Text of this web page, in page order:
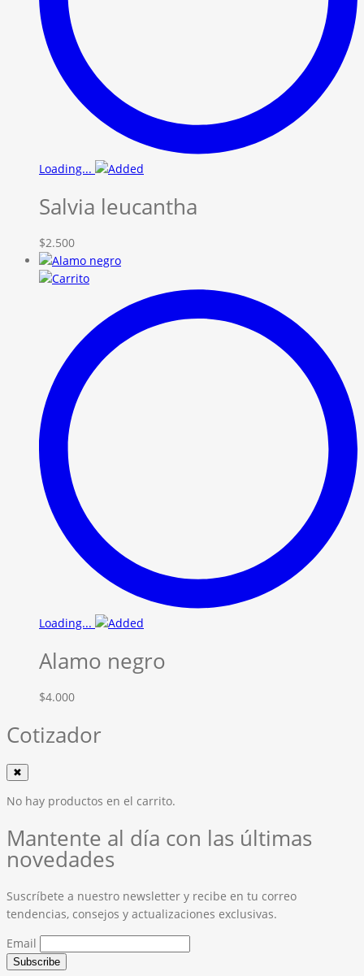
Loading...
Salvia leucantha
$2.500
Loading...
Alamo negro
$4.000
Cotizador
✖
No hay productos en el carrito.
Mantente al día con las últimas
novedades
Suscríbete a nuestro newsletter y recibe en tu correo
tendencias, consejos y actualizaciones exclusivas.
Email